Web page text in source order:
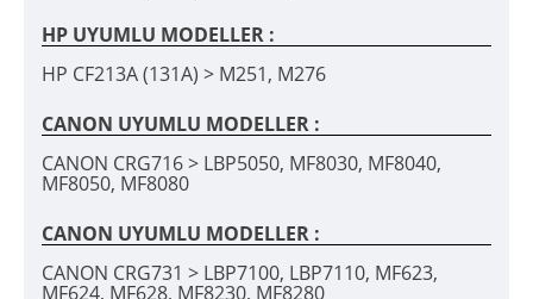
HP UYUMLU MODELLER :
HP CF213A (131A) > M251, M276
CANON UYUMLU MODELLER :
CANON CRG716 > LBP5050, MF8030, MF8040,
MF8050, MF8080
CANON UYUMLU MODELLER :
CANON CRG731 > LBP7100, LBP7110, MF623,
MF624, MF628, MF8230, MF8280